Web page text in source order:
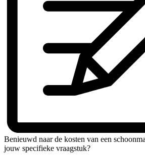
Benieuwd naar de kosten van een
jouw specifieke vraagstuk?